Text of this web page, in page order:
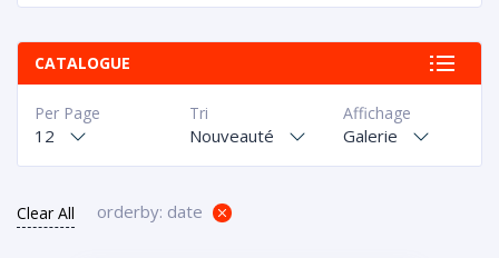
CATALOGUE
Affichage
Galerie
Tri
Nouveauté
Per Page
12
Clear All orderby: date